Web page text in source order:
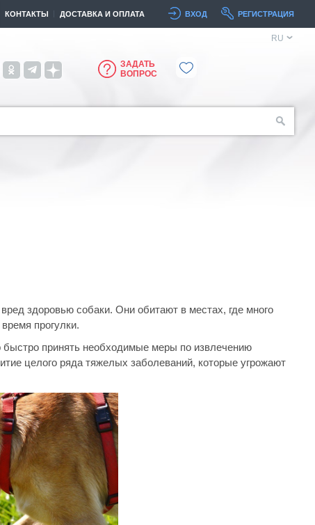
КОНТАКТЫ ДОСТАВКА И ОПЛАТА ВХОД РЕГИСТРАЦИЯ
ЗАДАТЬ
ВОПРОС
RU
здоровью собаки. Они обитают в местах, где много
прогулки.
быстро принять необходимые меры по извлечению
целого ряда тяжелых заболеваний, которые угрожают